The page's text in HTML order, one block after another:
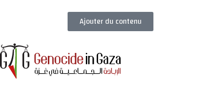
Ajouter du contenu